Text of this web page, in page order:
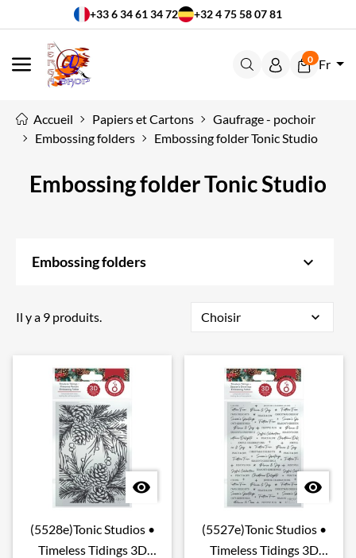
+33 6 34 61 34 72 +32 4 75 58 07 81
MENU
0 Fr
Accueil Papiers et Cartons
Gaufrage - pochoir
Embossing folders
Embossing folder Tonic Studio
Embossing folder Tonic Studio
Embossing folders keyboard_arrow_down
Il y a 9 produits. Choisir expand_more

(5528e)Tonic Studios •
Timeless Tidings 3D

(5527e)Tonic Studios •
Timeless Tidings 3D